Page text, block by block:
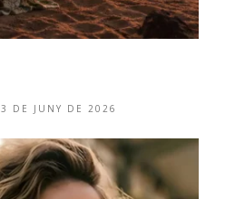
3 DE JUNY DE 2026